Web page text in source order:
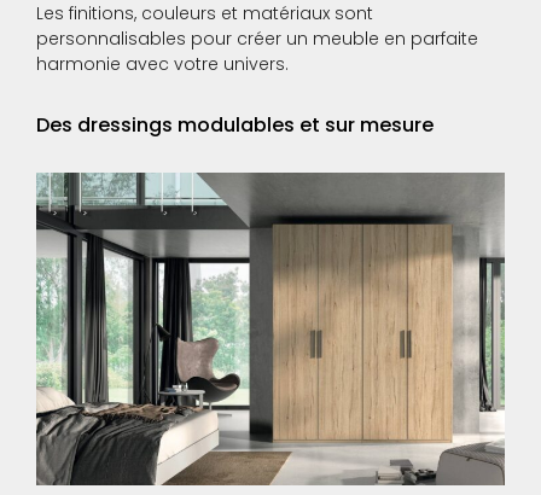
Les finitions, couleurs et matériaux sont
personnalisables pour créer un meuble en parfaite
harmonie avec votre univers.
Des dressings modulables et sur mesure